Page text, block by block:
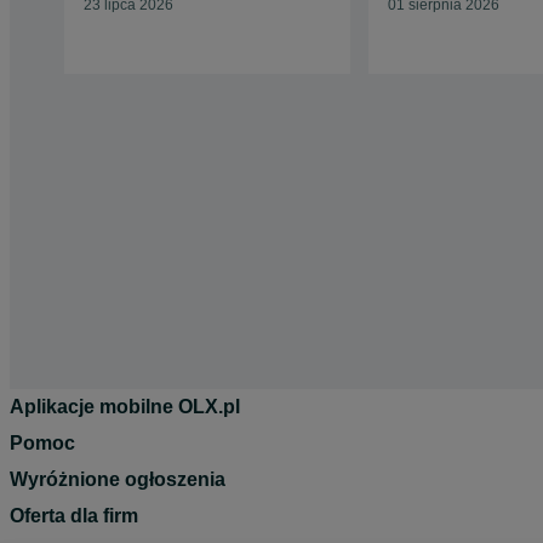
23 lipca 2026
01 sierpnia 2026
Aplikacje mobilne OLX.pl
Pomoc
Wyróżnione ogłoszenia
Oferta dla firm